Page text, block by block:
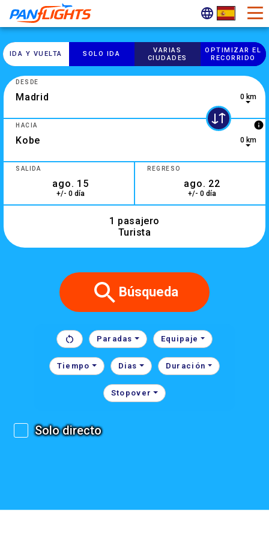
IDA Y VUELTA SOLO IDA
VARIAS
CIUDADES
OPTIMIZAR EL
RECORRIDO
0 results are available, use up and down arrow keys to
DESDE
0 km
2 results are available, use up and down arrow keys to
HACIA info
0 km
SALIDA
+/- 0 día
REGRESO
+/- 0 día
1 pasajero
Turista
Búsqueda
Paradas Equipaje
Tiempo Dias Duración
Stopover
Solo directo